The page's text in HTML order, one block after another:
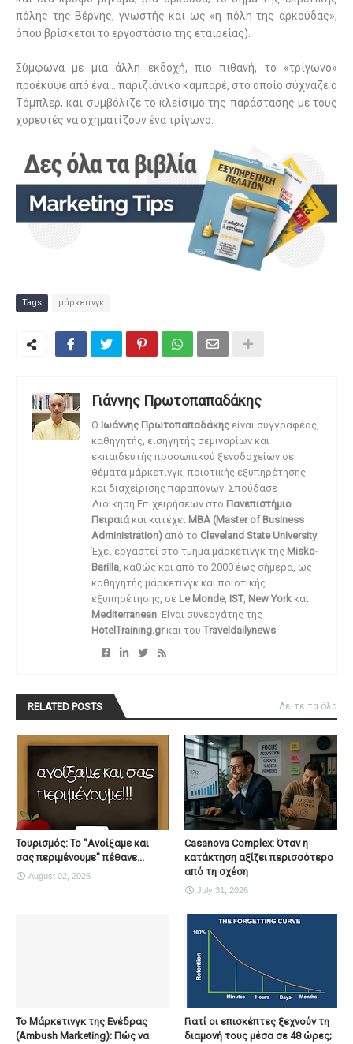
πόλης της Βέρνης, γνωστής και ως «η πόλη της αρκούδας»,
όπου βρίσκεται το εργοστάσιο της εταιρείας).
Σύμφωνα με μια άλλη εκδοχή, πιο πιθανή, το «τρίγωνο»
προέκυψε από ένα… παριζιάνικο καμπαρέ, στο οποίο σύχναζε ο
Τόμπλερ, και συμβόλιζε το κλείσιμο της παράστασης με τους
χορευτές να σχηματίζουν ένα τρίγωνο.
Tags μάρκετινγκ
Γιάννης Πρωτοπαπαδάκης
O Ιωάννης Πρωτοπαπαδάκης είναι συγγραφέας,
καθηγητής, εισηγητής σεμιναρίων και
εκπαιδευτής προσωπικού ξενοδοχείων σε
θέματα μάρκετινγκ, ποιοτικής εξυπηρέτησης
και διαχείρισης παραπόνων. Σπούδασε
Διοίκηση Επιχειρήσεων στο Πανεπιστήμιο
Πειραιάκαι κατέχει MBA (Master of Business
Administration) από το Cleveland State University.
Έχει εργαστεί στο τμήμα μάρκετινγκ της Misko-
Barilla, καθώς και από το 2000 έως σήμερα, ως
καθηγητής μάρκετινγκ και ποιοτικής
εξυπηρέτησης, σε Le Monde, IST, New York και
Mediterranean. Είναι συνεργάτης της
HotelTraining.grκαι του Traveldailynews.
RELATED POSTS Δείτε τα όλα
Τουρισμός: Το "Ανοίξαμε και
σας περιμένουμε" πέθανε...
August 02, 2026
Casanova Complex: Όταν η
κατάκτηση αξίζει περισσότερο
από τη σχέση
July 31, 2026
To Μάρκετινγκ της Ενέδρας
(Ambush Marketing): Πώς να
Γιατί οι επισκέπτες ξεχνούν τη
διαμονή τους μέσα σε 48 ώρες;